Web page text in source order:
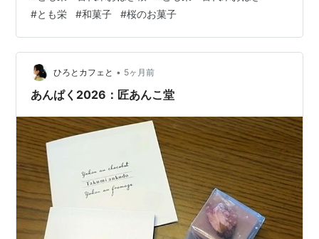
す。 桜餅風なおはぎってかなりレアですよね。 あったと
してもおはぎに桜花が乗ってるタイプが大半かなと思い
ます。とも栄さんのおはぎらしい古代米の甘さと香ばし
さに、桜葉のしょっぱさがたまらない(*´꒳`*) 桜餡ではな
く白雪大納言の白餡なのでやわらかな甘みで、この餡の
おかげで桜葉や古代…
#とも栄 #和菓子 #桜のお菓子
ひろとカフェと • 5ヶ月前
あんぱく2026：匠あんこ堂